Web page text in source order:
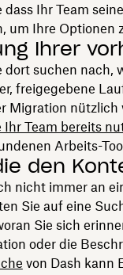
dass Ihr Team
um Ihre Optionen
Ihrer
dort suchen nach,
freigegebene
Migration nützlich
Ihr Team bereits
Arbeits-
den
nicht immer an
Sie auf eine
Sie sich
oder die
von Dash kann